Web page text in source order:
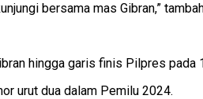
bersama mas Gibran,”
hingga garis finis Pilpres pada
urut dua dalam Pemilu 2024.